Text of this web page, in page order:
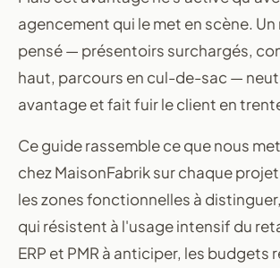
agencement qui le met en scène.
pensé — présentoirs surchargés,
haut, parcours en cul-de-sac —
avantage et fait fuir le client en
Ce guide rassemble ce que nous
chez MaisonFabrik sur chaque
les zones fonctionnelles à
qui résistent à l'usage intensif du
ERP et PMR à anticiper, les budgets